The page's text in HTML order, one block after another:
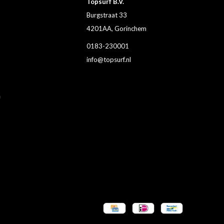
Burgstraat 33
4201AA, Gorinchem
0183-230001
info@topsurf.nl